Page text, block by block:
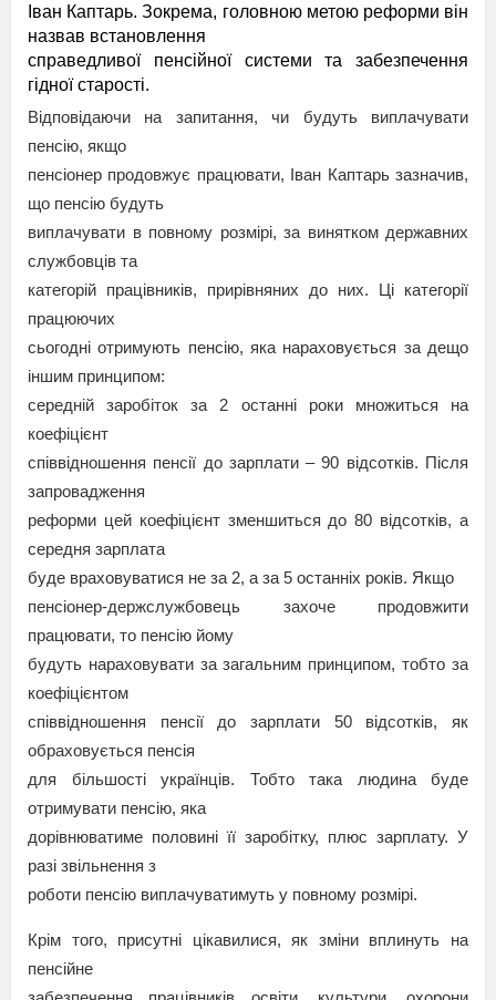
Іван Каптарь. Зокрема, головною метою реформи він
назвав встановлення
справедливої пенсійної системи та забезпечення
гідної старості.
Відповідаючи на запитання, чи будуть виплачувати
пенсію, якщо
пенсіонер продовжує працювати, Іван Каптарь зазначив,
що пенсію будуть
виплачувати в повному розмірі, за винятком державних
службовців та
категорій працівників, прирівняних до них. Ці категорії
працюючих
сьогодні отримують пенсію, яка нараховується за дещо
іншим принципом:
середній заробіток за 2 останні роки множиться на
коефіцієнт
співвідношення пенсії до зарплати – 90 відсотків. Після
запровадження
реформи цей коефіцієнт зменшиться до 80 відсотків, а
середня зарплата
буде враховуватися не за 2, а за 5 останніх років. Якщо
пенсіонер-держслужбовець захоче продовжити
працювати, то пенсію йому
будуть нараховувати за загальним принципом, тобто за
коефіцієнтом
співвідношення пенсії до зарплати 50 відсотків, як
обраховується пенсія
для більшості українців. Тобто така людина буде
отримувати пенсію, яка
дорівнюватиме половині її заробітку, плюс зарплату. У
разі звільнення з
роботи пенсію виплачуватимуть у повному розмірі.
Крім того, присутні цікавилися, як зміни вплинуть на
пенсійне